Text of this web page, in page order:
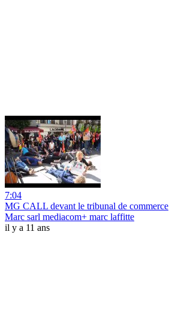
7:04
MG CALL devant le tribunal de commerce
Marc sarl mediacom+ marc laffitte
il y a 11 ans